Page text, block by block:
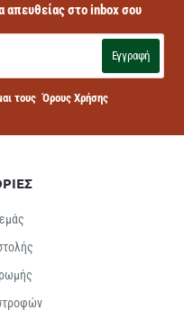
στο inbox σου
Εγγραφή
τους Όρους Χρήσης